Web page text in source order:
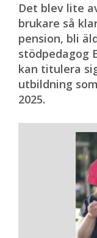
Det blev lite
brukare så
pension, bli
stödpedagog
kan titulera
utbildning
2025.